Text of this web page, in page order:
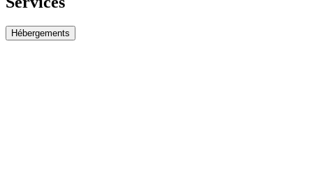
Hébergements